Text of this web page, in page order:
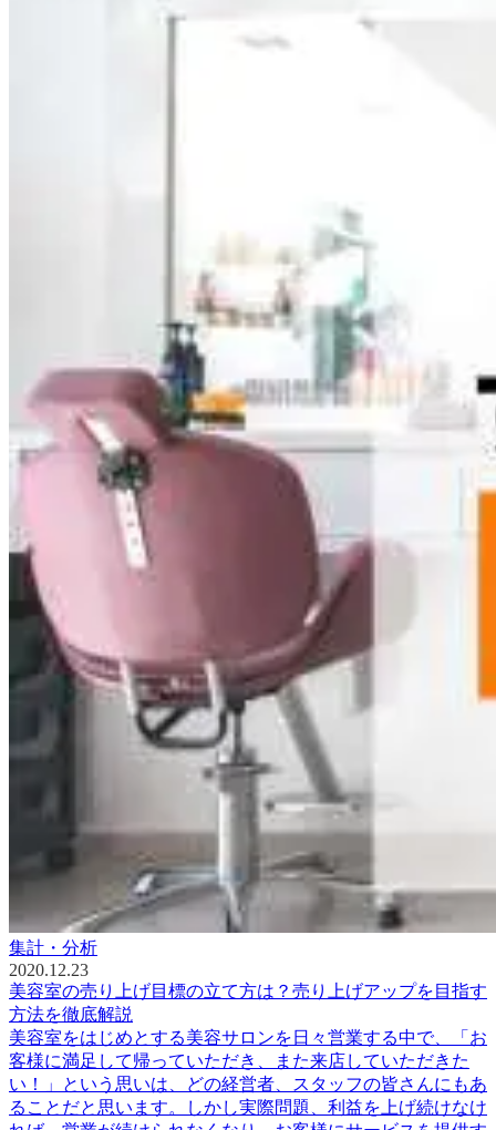
集計・分析
2020.12.23
美容室の売り上げ目標の立て方は？売り上げアップを目指す
方法を徹底解説
美容室をはじめとする美容サロンを日々営業する中で、「お
客様に満足して帰っていただき、また来店していただきた
い！」という思いは、どの経営者、スタッフの皆さんにもあ
ることだと思います。しかし実際問題、利益を上げ続けなけ